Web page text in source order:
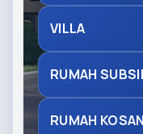
VILLA
RUMAH
RUMAH KOSAN